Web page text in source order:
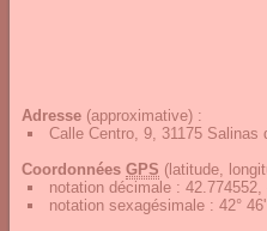
Adresse (approximative) :
Calle Centro, 9, 31175 Salinas
Coordonnées GPS (latitude,
notation décimale : 42.774552,
notation sexagésimale : 42°